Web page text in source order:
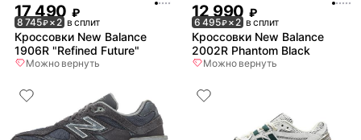
17 490 ₽
8 745₽× 2 в сплит
Кроссовки New Balance
1906R "Refined Future"
Можно вернуть
12 990 ₽
6 495₽× 2 в сплит
Кроссовки New Balance
2002R Phantom Black
Можно вернуть